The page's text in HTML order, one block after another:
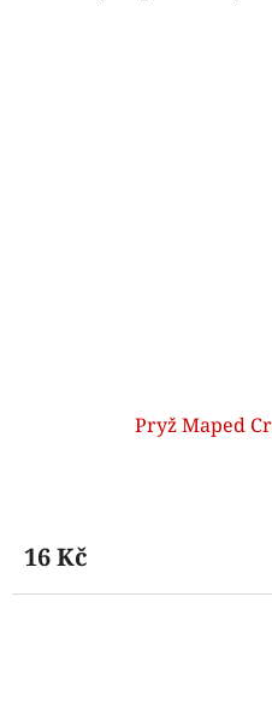
Pryž Maped
16 Kč